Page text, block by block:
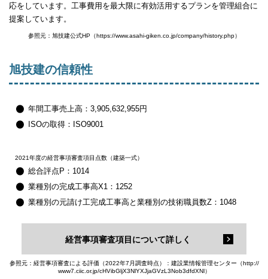
応をしています。工事費用を最大限に有効活用するプランを管理組合に
提案しています。
参照元：旭技建公式HP（https://www.asahi-giken.co.jp/company/history.php）
旭技建の信頼性
年間工事売上高：3,905,632,955円
ISOの取得：ISO9001
2021年度の経営事項審査項目点数（建築一式）
総合評点P：1014
業種別の完成工事高X1：1252
業種別の元請け工完成工事高と業種別の技術職員数Z：1048
経営事項審査項目について詳しく
参照元：経営事項審査による評価（2022年7月調査時点）：建設業情報管理センター（http://
www7.ciic.or.jp/cHVibGljX3NlYXJjaGVzL3Nob3dfdXNl）